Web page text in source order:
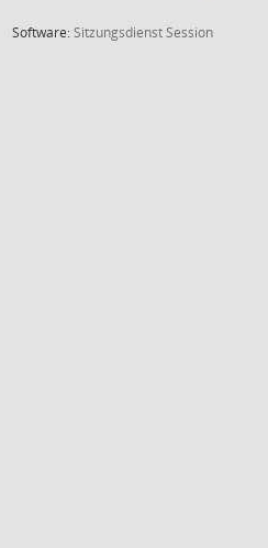
Software:SitzungsdienstSession(Wird in